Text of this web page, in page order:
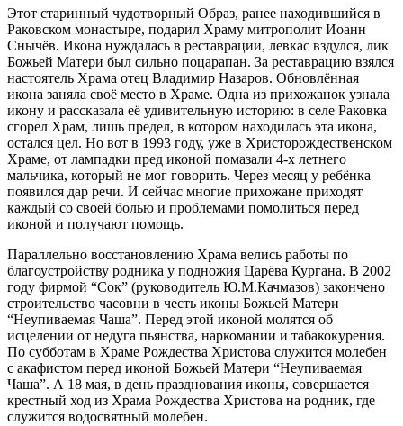
Этот старинный чудотворный Образ, ранее находившийся в
Раковском монастыре, подарил Храму митрополит Иоанн
Снычёв. Икона нуждалась в реставрации, левкас вздулся, лик
Божьей Матери был сильно поцарапан. За реставрацию взялся
настоятель Храма отец Владимир Назаров. Обновлённая
икона заняла своё место в Храме. Одна из прихожанок узнала
икону и рассказала её удивительную историю: в селе Раковка
сгорел Храм, лишь предел, в котором находилась эта икона,
остался цел. Но вот в 1993 году, уже в Христорождественском
Храме, от лампадки пред иконой помазали 4-х летнего
мальчика, который не мог говорить. Через месяц у ребёнка
появился дар речи. И сейчас многие прихожане приходят
каждый со своей болью и проблемами помолиться перед
иконой и получают помощь.
Параллельно восстановлению Храма велись работы по
благоустройству родника у подножия Царёва Кургана. В 2002
году фирмой “Сок” (руководитель Ю.М.Качмазов) закончено
строительство часовни в честь иконы Божьей Матери
“Неупиваемая Чаша”. Перед этой иконой молятся об
исцелении от недуга пьянства, наркомании и табакокурения.
По субботам в Храме Рождества Христова служится молебен
с акафистом перед иконой Божьей Матери “Неупиваемая
Чаша”. А 18 мая, в день празднования иконы, совершается
крестный ход из Храма Рождества Христова на родник, где
служится водосвятный молебен.